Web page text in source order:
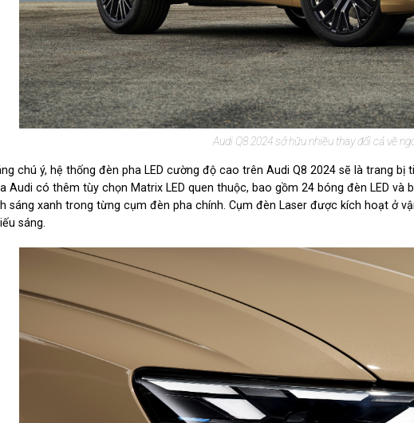
Audi Q8 2024 sở hữu nhiều thay đổi cả về
chú ý, hệ thống đèn pha LED cường độ cao trên Audi Q8 2024 sẽ là trang bị
Audi có thêm tùy chọn Matrix LED quen thuộc, bao gồm 24 bóng đèn LED
sáng xanh trong từng cụm đèn pha chính. Cụm đèn Laser được kích hoạt ở
sáng.